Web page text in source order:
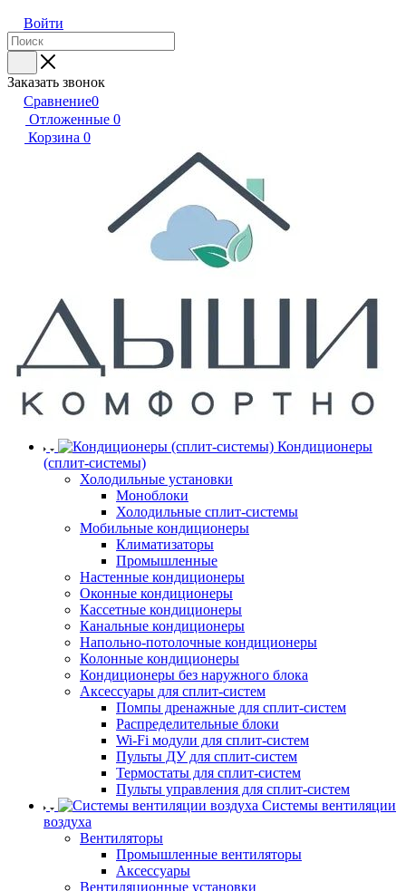
Войти
Заказать звонок
Сравнение0
Отложенные 0
Корзина 0
Кондиционеры
(сплит-системы)
Холодильные установки
Моноблоки
Холодильные сплит-системы
Мобильные кондиционеры
Климатизаторы
Промышленные
Настенные кондиционеры
Оконные кондиционеры
Кассетные кондиционеры
Канальные кондиционеры
Напольно-потолочные кондиционеры
Колонные кондиционеры
Кондиционеры без наружного блока
Аксессуары для сплит-систем
Помпы дренажные для сплит-систем
Распределительные блоки
Wi-Fi модули для сплит-систем
Пульты ДУ для сплит-систем
Термостаты для сплит-систем
Пульты управления для сплит-систем
Системы вентиляции
воздуха
Вентиляторы
Промышленные вентиляторы
Аксессуары
Вентиляционные установки